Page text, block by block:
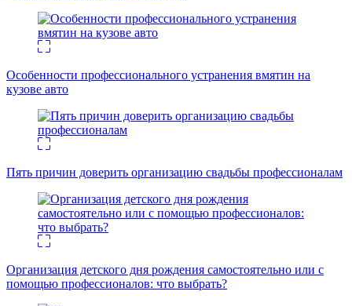
Особенности профессионального устранения вмятин на
кузове авто
Пять причин доверить организацию свадьбы профессионалам
Организация детского дня рождения самостоятельно или с
помощью профессионалов: что выбрать?